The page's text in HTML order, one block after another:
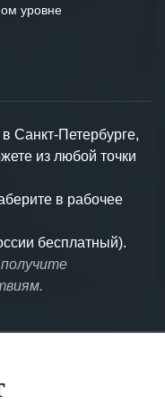
уровне
Санкт-Петербурге,
из любой точки
в рабочее
бесплатный).